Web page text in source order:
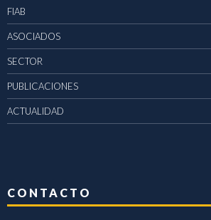
FIAB
ASOCIADOS
SECTOR
PUBLICACIONES
ACTUALIDAD
CONTACTO